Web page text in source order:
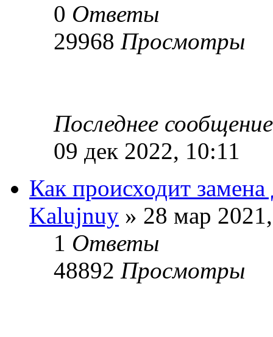
0 Ответы
29968 Просмотры
Последнее
09 дек 2022, 10:11
Как происходит
Kalujnuy » 28 мар
1 Ответы
48892 Просмотры